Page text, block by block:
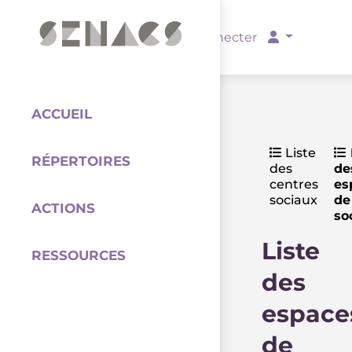
Se connecter
ACCUEIL
RÉPERTOIRES
ACTIONS
RESSOURCES
Liste
des
centres
sociaux
Liste
des
de